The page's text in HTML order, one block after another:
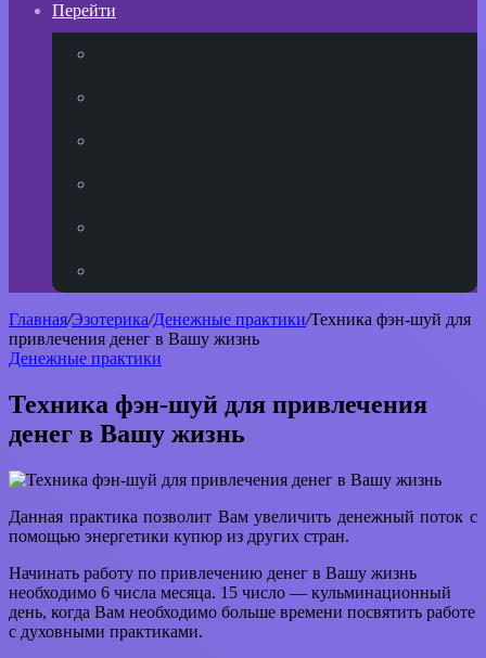
Перейти
Главная/Эзотерика/Денежные практики/Техника фэн-шуй для
привлечения денег в Вашу жизнь
Денежные практики
Техника фэн-шуй для привлечения
денег в Вашу жизнь
Данная практика позволит Вам увеличить денежный поток с
помощью энергетики купюр из других стран.
Начинать работу по привлечению денег в Вашу жизнь
необходимо 6 числа месяца. 15 число — кульминационный
день, когда Вам необходимо больше времени посвятить работе
с духовными практиками.